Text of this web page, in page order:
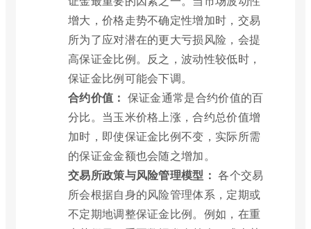
增大，价格走势不确定性增加时，交易
所为了应对潜在的更大亏损风险，会提
高保证金比例。反之，波动性较低时，
保证金比例可能会下调。
合约价值： 保证金通常是合约价值的百
分比。当玉米价格上涨，合约总价值增
加时，即使保证金比例不变，实际所需
的保证金金额也会随之增加。
交易所政策与风险管理模型： 各个交易
所会根据自身的风险管理体系，定期或
不定期地调整保证金比例。例如，在重